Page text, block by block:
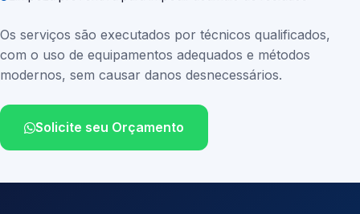
Os serviços são executados por técnicos qualificados,
com o uso de equipamentos adequados e métodos
modernos, sem causar danos desnecessários.
Solicite seu Orçamento